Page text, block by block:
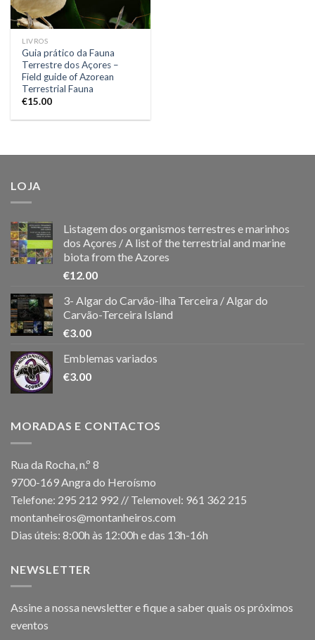
LIVROS
Guia prático da Fauna
Terrestre dos Açores –
Field guide of Azorean
Terrestrial Fauna
€15.00
LOJA
Listagem dos organismos terrestres e marinhos
dos Açores / A list of the terrestrial and marine
biota from the Azores
€12.00
3- Algar do Carvão-ilha Terceira / Algar do
Carvão-Terceira Island
€3.00
Emblemas variados
€3.00
MORADAS E CONTACTOS
Rua da Rocha, n.º 8
9700-169 Angra do Heroísmo
Telefone: 295 212 992 // Telemovel: 961 362 215
montanheiros@montanheiros.com
Dias úteis: 8:00h às 12:00h e das 13h-16h
NEWSLETTER
Assine a nossa newsletter e fique a saber quais os próximos
eventos